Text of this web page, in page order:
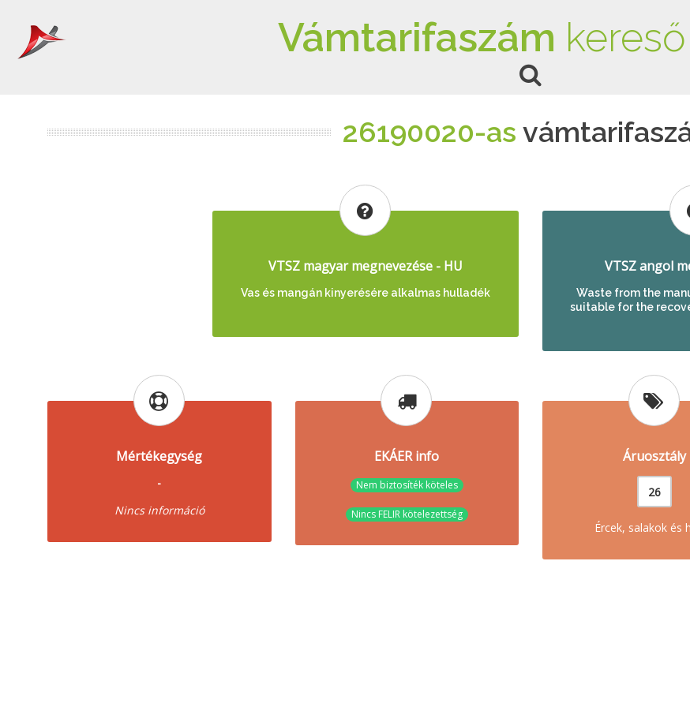
Vámtarifaszám
26190020-as
VTSZ magyar megnevezése - HU
Vas és mangán kinyerésére alkalmas hulladék
VTSZ angol
Waste from the
suitable for the
Mértékegység
-
Nincs információ
EKÁER info
Nem biztosíték köteles
Nincs FELIR kötelezettség
Áruosztály
26
Ércek, salakok és